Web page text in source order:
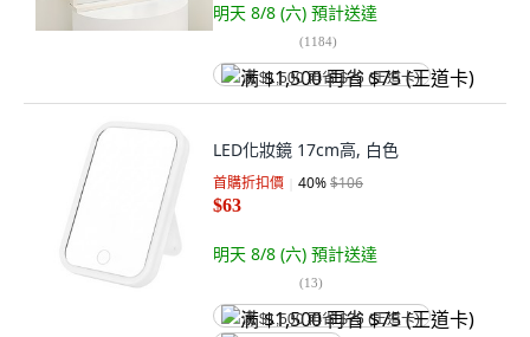
明天 8/8 (六) 預計送達
(1184)
满 $1,500 再省 $75 (王道卡)
LED化妝鏡 17cm高, 白色
首購折扣價 40%$106
$63
明天 8/8 (六) 預計送達
(13)
满 $1,500 再省 $75 (王道卡)